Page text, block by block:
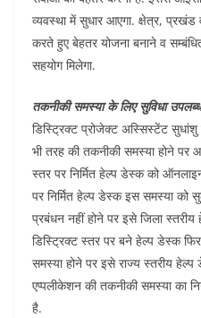
व्यवस्था में सुधार आएगा. क्षेत्र, प्रखंड
करते हुए बेहतर योजना बनाने व
सहयोग मिलेगा.
तकनीकी समस्या के लिए सुविधा
डिस्ट्रिक्ट प्रोजेक्ट अस्सिस्टेंट सुधांशु
भी तरह की तकनीकी समस्या होने पर
स्तर पर निर्मित हेल्प डेस्क को
पर निर्मित हेल्प डेस्क इस समस्या
प्रबंधन नहीं होने पर इसे जिला
डिस्ट्रिक्ट स्तर पर बने हेल्प डेस्क
समस्या होने पर इसे राज्य स्तरीय
एप्पलीकेशन की तकनीकी समस्या का
है.